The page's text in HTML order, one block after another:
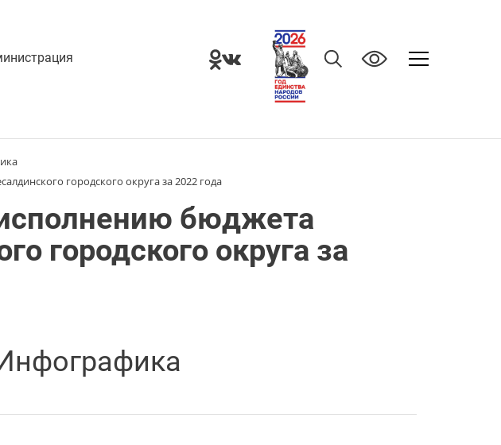
городского округа за 2022 года
бюджета
городского округа за